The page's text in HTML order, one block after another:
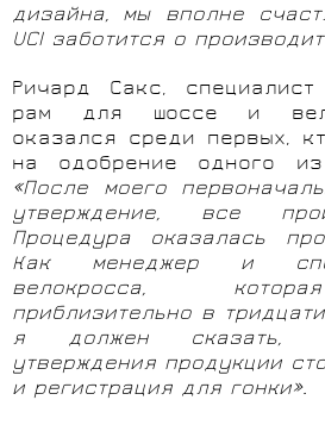
дизайна, мы вполне
UCI заботится о
Ричард Сакс,
рам для шоссе и
оказался среди первых,
на одобрение одного
«После моего
утверждение, все
Процедура оказалась
Как менеджер и
велокросса,
приблизительно в
я должен сказать,
утверждения продукции
и регистрация для гонки».